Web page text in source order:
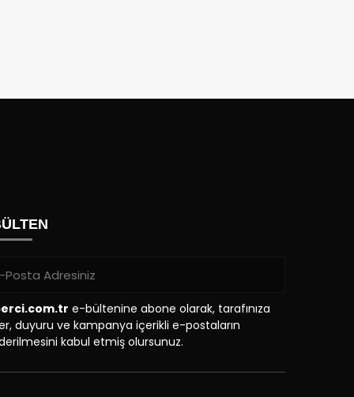
e-bültenine abone olarak, tarafınıza
duyuru ve kampanya içerikli e-postaların
kabul etmiş olursunuz.